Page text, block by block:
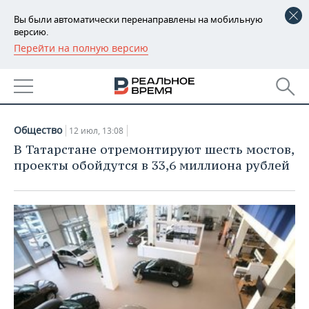
Вы были автоматически перенаправлены на мобильную
версию.
Перейти на полную версию
РЕГИОНЫ
БАШКОРТОСТАН
УДМУРТИЯ
НОВОСТИ
НОВОСТИ АНАЛИТИКИ
ДЕКЛАРАЦИИ О ДОХОДАХ
КОРОЛИ ГОСЗАКАЗА ПФО
ВУЗЫ ТАТАРСТАНА
КОМУ ПРИНАДЛЕЖАТ
ТОРГОВЫЕ ЦЕНТРЫ
ТАТАРСТАНА
ЭКОНОМИКА
НОВОСТИ ЭКОНОМИКИ
ФИНАНСЫ
БАНКИ
БЮДЖЕТ
ИНВЕСТИЦИИ
НОВОСТИ
ПРОМЫШЛЕННОСТИ
АГРОПРОМ
МАШИНОСТРОЕНИЕ
НЕДВИЖИМОСТЬ
НОВОСТИ НЕДВИЖИМОСТИ
АВТО
НОВОСТИ АВТО
БИЗНЕС
НОВОСТИ БИЗНЕСА
ТЕХНОЛОГИИ
12.07.2022
Общество 12 июл, 13:08
В Татарстане отремонтируют шесть мостов,
проекты обойдутся в 33,6 миллиона рублей